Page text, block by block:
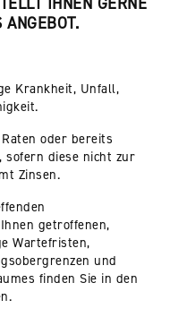
Krankheit, Unfall,
oder bereits
sofern diese nicht zur
Zinsen.
getroffenen,
Wartefristen,
und
finden Sie in den